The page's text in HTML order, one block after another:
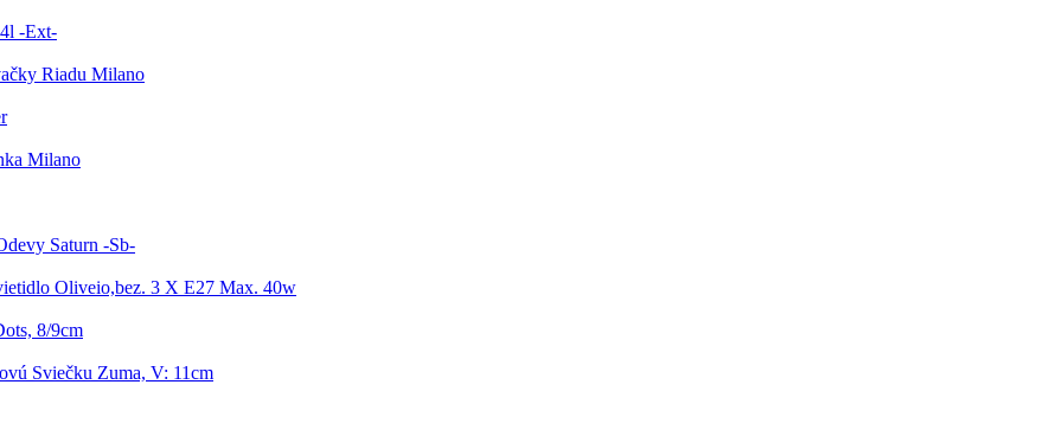
-Ext-
Riadu Milano
Milano
Saturn -Sb-
Oliveio,bez. 3 X E27 Max. 40w
8/9cm
Sviečku Zuma, V: 11cm